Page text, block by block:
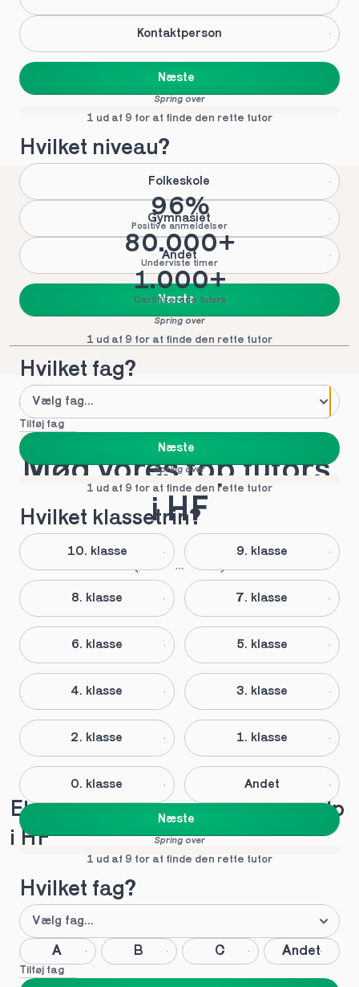
Kontaktperson
Næste
Spring over
1 ud af 9 for at finde den rette tutor
Hvilket niveau?
Folkeskole
Gymnasiet
Andet
Næste
Spring over
1 ud af 9 for at finde den rette tutor
Hvilket fag?
Tilføj fag
Næste
Spring over
1 ud af 9 for at finde den rette tutor
Hvilket klassetrin?
10. klasse 9. klasse
8. klasse 7. klasse
6. klasse 5. klasse
4. klasse 3. klasse
2. klasse 1. klasse
0. klasse Andet
Næste
Spring over
1 ud af 9 for at finde den rette tutor
Hvilket fag?
A B C Andet
Tilføj fag
96%
Positive anmeldelser
80.000+
Underviste timer
1.000+
Certificerede tutors
Mød vores top tutors
i HF
Elever anbefaler vores lektiehjælp
i HF